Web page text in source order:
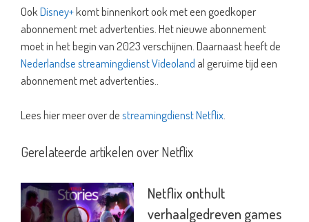
OokDisney+komt binnenkort ook met een goedkoper
abonnement met advertenties. Het nieuwe abonnement
moet in het begin van 2023 verschijnen. Daarnaast heeft de
Nederlandse streamingdienst Videoland al geruime tijd een
abonnement met advertenties..
Lees hier meer over destreamingdienst Netflix.
Gerelateerde artikelen over Netflix
Netflix onthult
verhaalgedreven games